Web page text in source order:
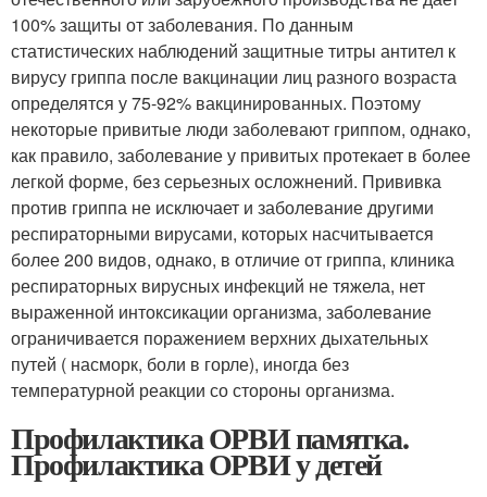
100% защиты от заболевания. По данным
статистических наблюдений защитные титры антител к
вирусу гриппа после вакцинации лиц разного возраста
определятся у 75-92% вакцинированных. Поэтому
некоторые привитые люди заболевают гриппом, однако,
как правило, заболевание у привитых протекает в более
легкой форме, без серьезных осложнений. Прививка
против гриппа не исключает и заболевание другими
респираторными вирусами, которых насчитывается
более 200 видов, однако, в отличие от гриппа, клиника
респираторных вирусных инфекций не тяжела, нет
выраженной интоксикации организма, заболевание
ограничивается поражением верхних дыхательных
путей ( насморк, боли в горле), иногда без
температурной реакции со стороны организма.
Профилактика ОРВИ памятка.
Профилактика ОРВИ у детей